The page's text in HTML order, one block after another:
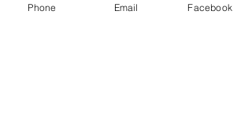
Phone Email Facebook